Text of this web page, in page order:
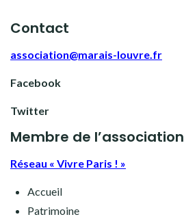
Contact
association@marais-louvre.fr
Facebook
Twitter
Membre de l’association
Réseau « Vivre Paris ! »
Accueil
Patrimoine